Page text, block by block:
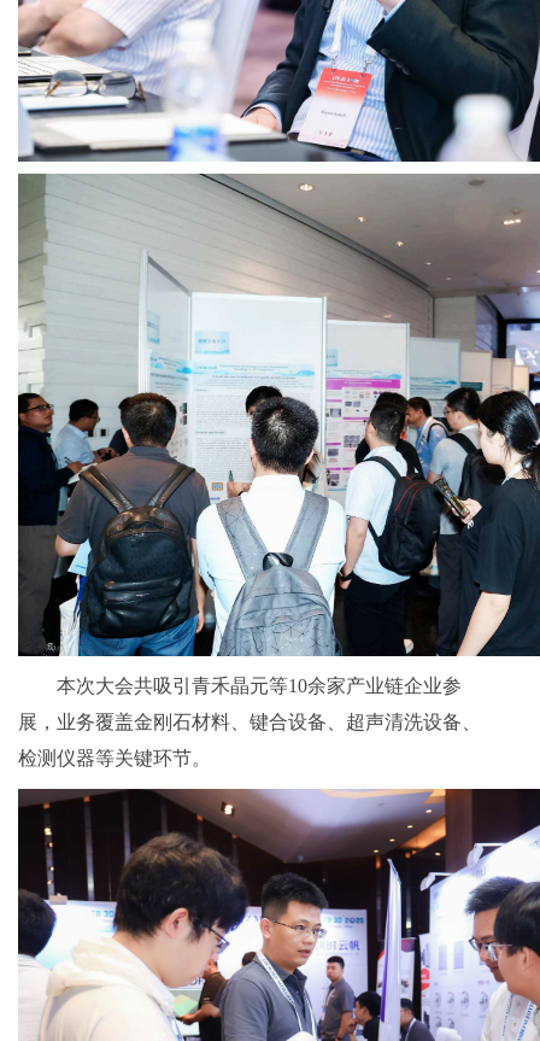
本次大会共吸引青禾晶元等10余家产业链企业参
展，业务覆盖金刚石材料、键合设备、超声清洗设备、
检测仪器等关键环节。